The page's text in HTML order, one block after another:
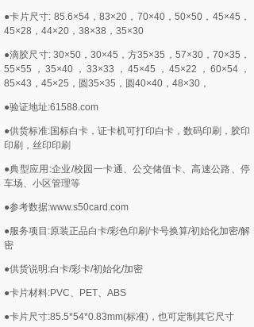
●卡片尺寸: 85.6×54，83×20，70×40，50×50，45×45，
45×28，44×20，38×38，35×30
●滴胶尺寸: 30×50，30×45，方35×35，57×30，70×35，
55×55，35×40，33×33，45×45，45×22，60×54，
85×43，45×25，圆35×35，圆40×40，48×30，
●验证地址:61588.com
●供货标准:国标白卡，证卡机可打印白卡，数码印刷，胶印
印刷，丝印印刷
●典型应用:企业/校园一卡通、公交储值卡、高速公路、停
车场、小区管理等
●参考数据:www.s50card.com
●服务项目:原装正品白卡/彩色印刷/卡号换算/初始化加密/解
密
●供货说明:白卡/彩卡/初始化/加密
●卡片材料:PVC、PET、ABS
●卡片尺寸:85.5*54*0.83mm(标准)，也可定制其它尺寸